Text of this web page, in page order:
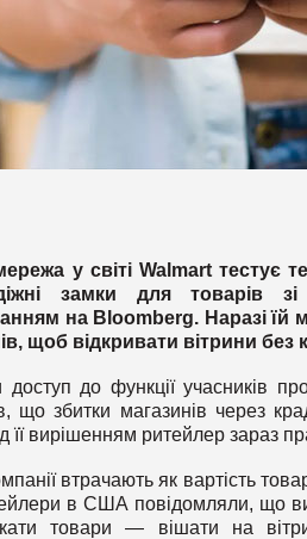
у світі Walmart тестує
замки для товарів
на Bloomberg. Наразі їй
щоб відкривати вітрини без
до функції учасників
що збитки магазинів через
її вирішенням ритейлер зараз
втрачають як вартість
в США повідомляли, що
товари — вішати на